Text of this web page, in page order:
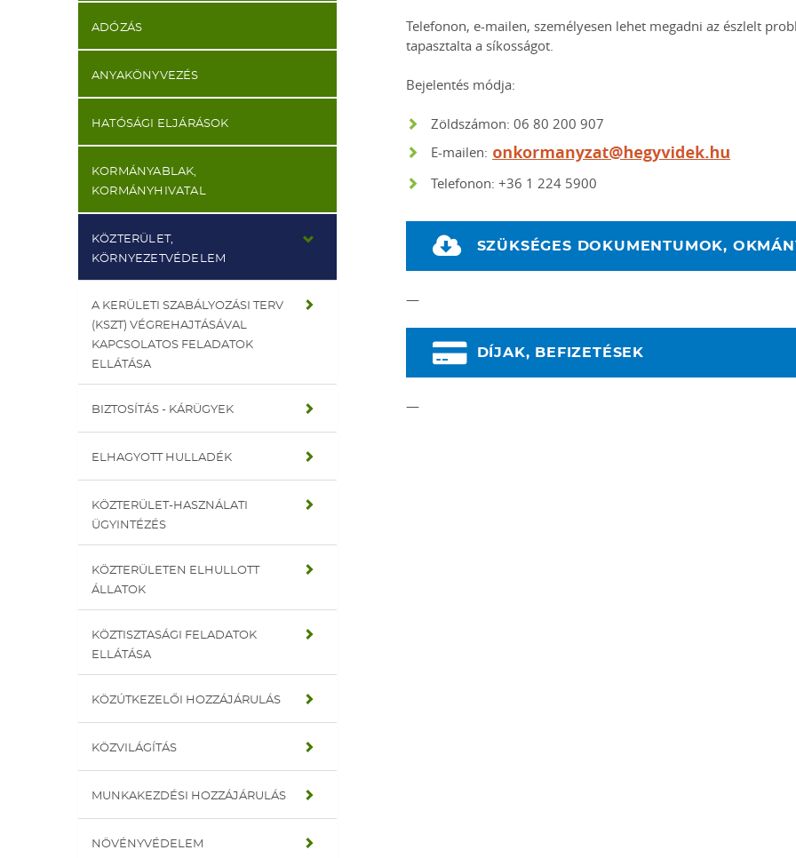
ADÓZÁS
ANYAKÖNYVEZÉS
HATÓSÁGI ELJÁRÁSOK
KORMÁNYABLAK,
KORMÁNYHIVATAL
KÖZTERÜLET,
KÖRNYEZETVÉDELEM
A KERÜLETI SZABÁLYOZÁSI TERV
(KSZT) VÉGREHAJTÁSÁVAL
KAPCSOLATOS FELADATOK
ELLÁTÁSA
BIZTOSÍTÁS - KÁRÜGYEK
ELHAGYOTT HULLADÉK
KÖZTERÜLET-HASZNÁLATI
ÜGYINTÉZÉS
KÖZTERÜLETEN ELHULLOTT
ÁLLATOK
KÖZTISZTASÁGI FELADATOK
ELLÁTÁSA
KÖZÚTKEZELŐI HOZZÁJÁRULÁS
KÖZVILÁGÍTÁS
MUNKAKEZDÉSI HOZZÁJÁRULÁS
NÖVÉNYVÉDELEM
Telefonon, e-mailen, személyesen lehet megadni az észlelt
tapasztalta a síkosságot.
Bejelentés módja:
Zöldszámon: 06 80 200 907
E-mailen:
Telefonon: +36 1 224 5900
SZÜKSÉGES DOKUMENTUMOK,
—
DÍJAK, BEFIZETÉSEK
—